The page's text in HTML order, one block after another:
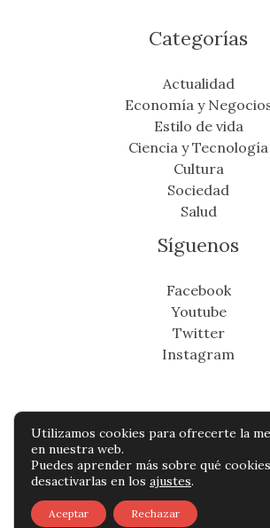
Categorías
Actualidad
Economía y
Estilo de vida
Ciencia y Tecnología
Cultura
Sociedad
Salud
Síguenos
Facebook
Youtube
Twitter
Instagram
Copyright © Todos os direitos
Política de privacidad
Contacto
Utilizamos cookies para ofrecerte la
en nuestra web.
Puedes aprender más sobre qué
desactivarlas en los ajustes.
Aceptar Rechazar